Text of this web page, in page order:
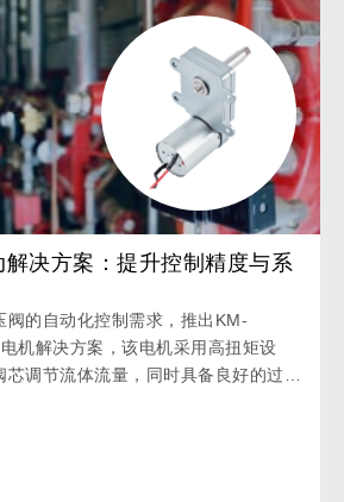
决方案：提升控制精度与系
阀的自动化控制需求，推出KM-
机解决方案，该电机采用高扭矩设
芯调节流体流量，同时具备良好的过载